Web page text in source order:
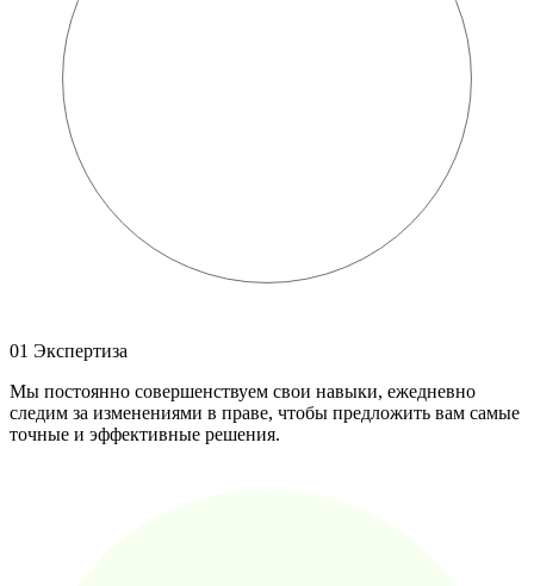
01 Экспертиза
Мы постоянно совершенствуем свои навыки, ежедневно
следим за изменениями в праве, чтобы предложить вам самые
точные и эффективные решения.